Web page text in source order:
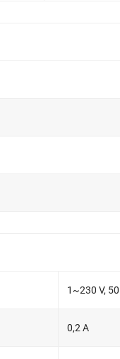
1~230 V,
0,2 А